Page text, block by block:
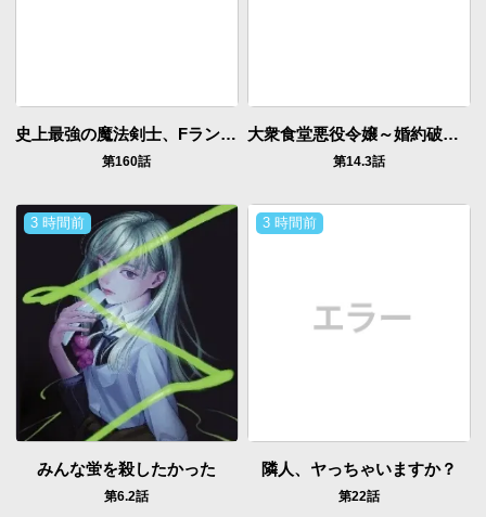
史上最強の魔法剣士、Fランク冒険者に転生する ～剣聖と魔帝、2つの前世を持った男の英雄譚～
第160話
大衆食堂悪役令嬢～婚約破棄されたので食堂を開いたら癒やしの力が開花しました～
第14.3話
3 時間前
みんな蛍を殺したかった
第6.2話
3 時間前
隣人、ヤっちゃいますか？
第22話